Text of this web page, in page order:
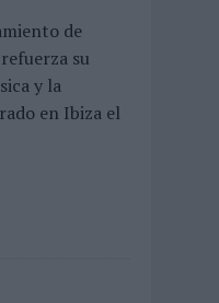
de
su
y la
en Ibiza el